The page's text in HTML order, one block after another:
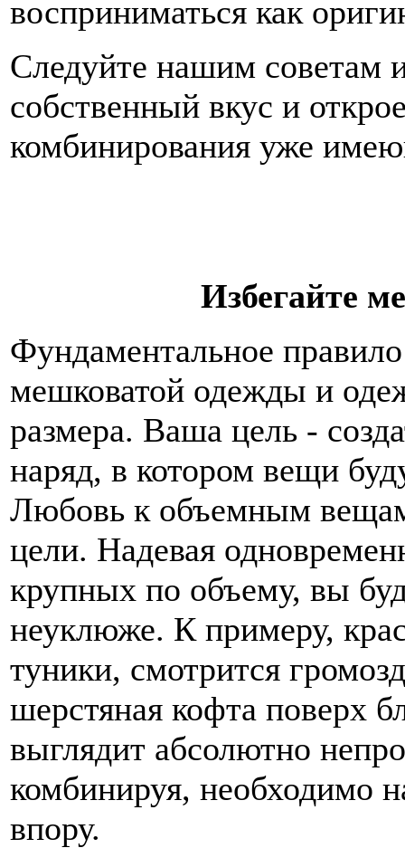
восприниматься как
Следуйте нашим советам
собственный вкус и
комбинирования уже
Избегайте
Фундаментальное
мешковатой одежды и
размера. Ваша цель -
наряд, в котором вещи
Любовь к объемным вещам
цели. Надевая
крупных по объему, вы
неуклюже. К примеру,
туники, смотрится
шерстяная кофта поверх
выглядит абсолютно
комбинируя, необходимо
впору.